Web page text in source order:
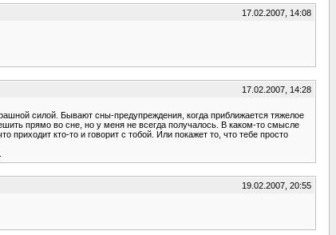
17.02.2007, 14:08
17.02.2007, 14:28
силой. Бывают сны-предупреждения, когда приближается тяжелое
прямо во сне, но у меня не всегда получалось. В каком-то смысле
кто-то и говорит с тобой. Или покажет то, что тебе просто
19.02.2007, 20:55